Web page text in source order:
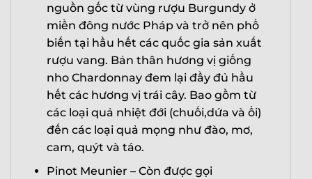
nguồn gốc từ vùng rượu Burgundy ở
miền đông nước Pháp và trở nên phổ
biến tại hầu hết các quốc gia sản xuất
rượu vang. Bản thân hương vị giống
nho Chardonnay đem lại đầy đủ hầu
hết các hương vị trái cây. Bao gồm từ
các loại quả nhiệt đới (chuối,dứa và ổi)
đến các loại quả mọng như đào, mơ,
cam, quýt và táo.
Pinot Meunier – Còn được gọi